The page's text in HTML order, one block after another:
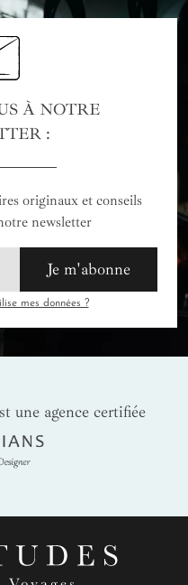
À NOTRE
:
originaux et conseils
newsletter
Je m'abonne
mes données ?
une agence certifiée